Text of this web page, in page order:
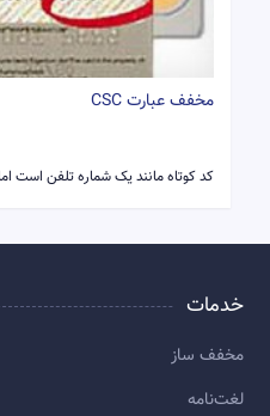
مخفف عبارت CSC
کد کوتاه مانند یک شماره تلفن است
خدمات
مخفف ساز
لغت‌نامه